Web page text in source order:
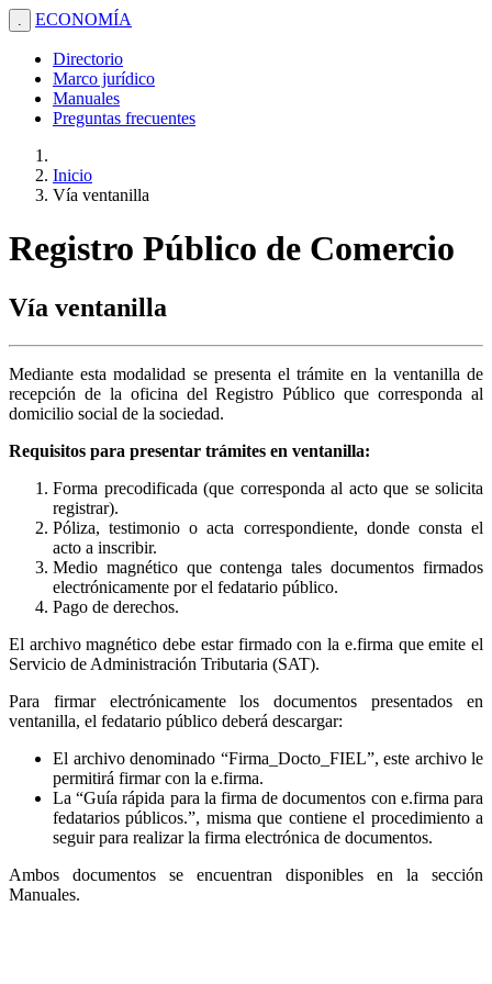
. ECONOMÍA
Directorio
Marco jurídico
Manuales
Preguntas frecuentes
Inicio
Vía ventanilla
Registro Público de Comercio
Vía ventanilla
Mediante esta modalidad se presenta el trámite en la ventanilla de
recepción de la oficina del Registro Público que corresponda al
domicilio social de la sociedad.
Requisitos para presentar trámites en ventanilla:
Forma precodificada (que corresponda al acto que se solicita
registrar).
Póliza, testimonio o acta correspondiente, donde consta el
acto a inscribir.
Medio magnético que contenga tales documentos firmados
electrónicamente por el fedatario público.
Pago de derechos.
El archivo magnético debe estar firmado con la e.firma que emite el
Servicio de Administración Tributaria (SAT).
Para firmar electrónicamente los documentos presentados en
ventanilla, el fedatario público deberá descargar:
El archivo denominado “Firma_Docto_FIEL”, este archivo le
permitirá firmar con la e.firma.
La “Guía rápida para la firma de documentos con e.firma para
fedatarios públicos.”, misma que contiene el procedimiento a
seguir para realizar la firma electrónica de documentos.
Ambos documentos se encuentran disponibles en la sección
Manuales.